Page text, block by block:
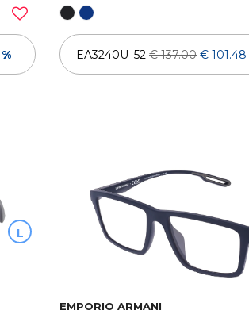
EA3240U_52€ 137.00 € 101.48
L
EMPORIO ARMANI